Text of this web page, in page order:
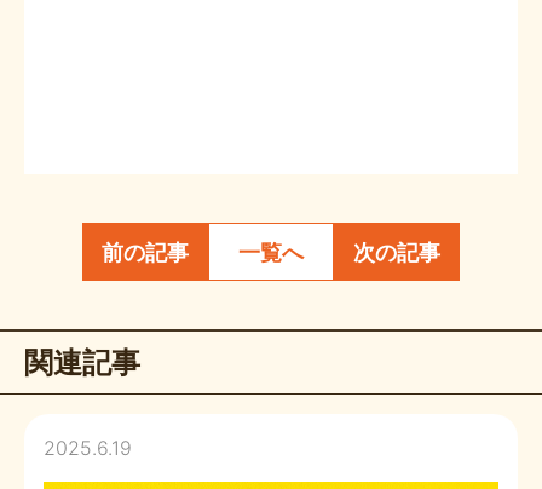
前の記事 一覧へ 次の記事
関連記事
2025.6.19